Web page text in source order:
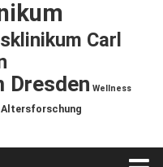
Carl
Dresden Wellness
Altersforschung